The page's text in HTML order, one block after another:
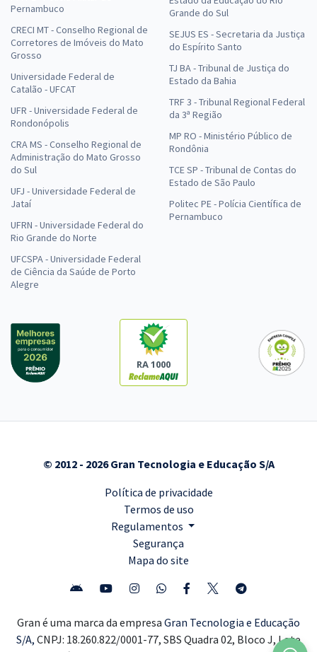
Pernambuco
CRECI MT - Conselho Regional de
Corretores de Imóveis do Mato
Grosso
Universidade Federal de
Catalão - UFCAT
UFR - Universidade Federal de
Rondonópolis
CRA MS - Conselho Regional de
Administração do Mato Grosso
do Sul
UFJ - Universidade Federal de
Jataí
UFRN - Universidade Federal do
Rio Grande do Norte
UFCSPA - Universidade Federal
de Ciência da Saúde de Porto
Alegre
Grande do Sul
SEJUS ES - Secretaria da Justiça
do Espírito Santo
TJ BA - Tribunal de Justiça do
Estado da Bahia
TRF 3 - Tribunal Regional Federal
da 3ª Região
MP RO - Ministério Público de
Rondônia
TCE SP - Tribunal de Contas do
Estado de São Paulo
Politec PE - Polícia Científica de
Pernambuco
RA 1000
© 2012 - 2026 Gran Tecnologia e Educação S/A
Política de privacidade
Termos de uso
Regulamentos
Segurança
Mapa do site
Gran é uma marca da empresa Gran Tecnologia e Educação
S/A, CNPJ: 18.260.822/0001-77, SBS Quadra 02, Bloco J, Lote